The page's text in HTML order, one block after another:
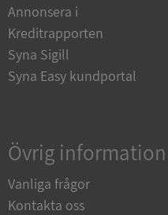
Annonsera i
Kreditrapporten
Syna Sigill
Syna Easy kundportal
Övrig information
Vanliga frågor
Kontakta oss